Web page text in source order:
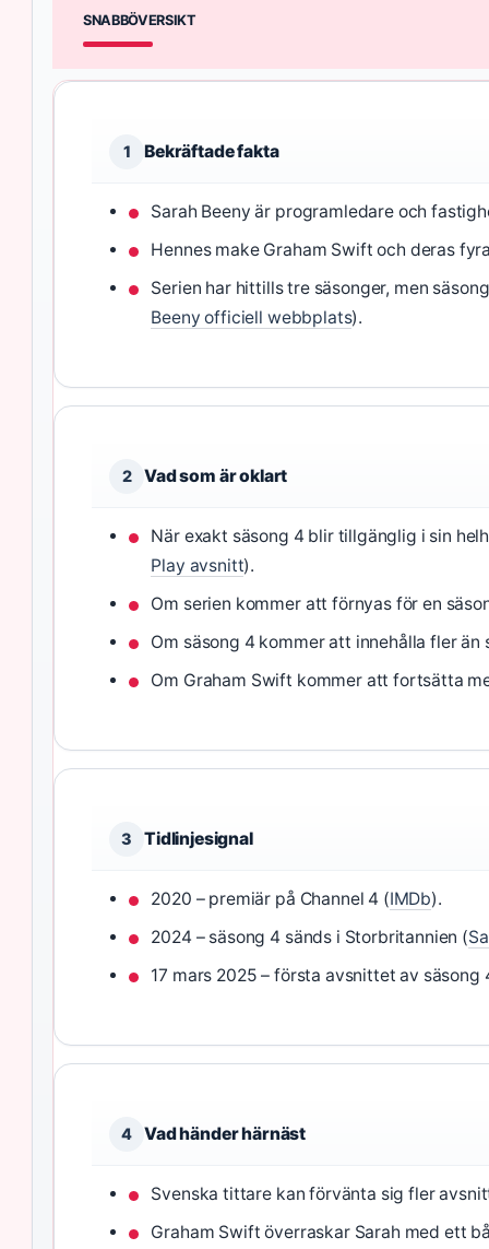
SNABBÖVERSIKT
1 Bekräftade fakta
Sarah Beeny är programledare och
Hennes make Graham Swift och deras
Serien har hittills tre säsonger, men
Beeny officiell webbplats).
2 Vad som är oklart
När exakt säsong 4 blir tillgänglig i sin
Play avsnitt).
Om serien kommer att förnyas för en
Om säsong 4 kommer att innehålla fler
Om Graham Swift kommer att fortsätta
3 Tidlinjesignal
2020 – premiär på Channel 4 (IMDb).
2024 – säsong 4 sänds i Storbritannien (
17 mars 2025 – första avsnittet av
4 Vad händer härnäst
Svenska tittare kan förvänta sig fler
Graham Swift överraskar Sarah med ett